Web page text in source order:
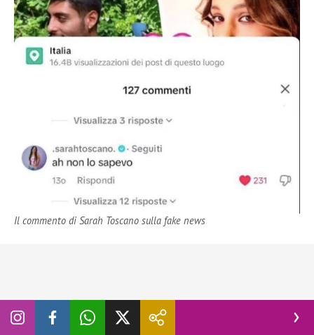
Il commento di Sarah Toscano sulla fake news